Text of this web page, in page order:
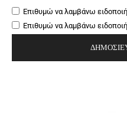
Επιθυμώ να λαμβάνω
Επιθυμώ να λαμβάνω